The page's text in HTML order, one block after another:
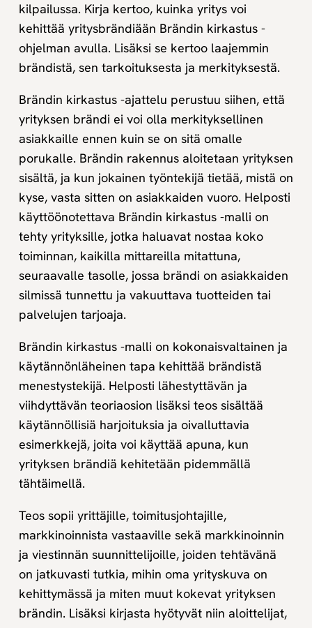
kilpailussa. Kirja kertoo, kuinka yritys voi
kehittää yritysbrändiään Brändin kirkastus -
ohjelman avulla. Lisäksi se kertoo laajemmin
brändistä, sen tarkoituksesta ja merkityksestä.
Brändin kirkastus -ajattelu perustuu siihen, että
yrityksen brändi ei voi olla merkityksellinen
asiakkaille ennen kuin se on sitä omalle
porukalle. Brändin rakennus aloitetaan yrityksen
sisältä, ja kun jokainen työntekijä tietää, mistä on
kyse, vasta sitten on asiakkaiden vuoro. Helposti
käyttöönotettava Brändin kirkastus -malli on
tehty yrityksille, jotka haluavat nostaa koko
toiminnan, kaikilla mittareilla mitattuna,
seuraavalle tasolle, jossa brändi on asiakkaiden
silmissä tunnettu ja vakuuttava tuotteiden tai
palvelujen tarjoaja.
Brändin kirkastus -malli on kokonaisvaltainen ja
käytännönläheinen tapa kehittää brändistä
menestystekijä. Helposti lähestyttävän ja
viihdyttävän teoriaosion lisäksi teos sisältää
käytännöllisiä harjoituksia ja oivalluttavia
esimerkkejä, joita voi käyttää apuna, kun
yrityksen brändiä kehitetään pidemmällä
tähtäimellä.
Teos sopii yrittäjille, toimitusjohtajille,
markkinoinnista vastaaville sekä markkinoinnin
ja viestinnän suunnittelijoille, joiden tehtävänä
on jatkuvasti tutkia, mihin oma yrityskuva on
kehittymässä ja miten muut kokevat yrityksen
brändin. Lisäksi kirjasta hyötyvät niin aloittelijat,